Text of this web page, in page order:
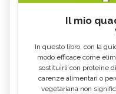
Il mio
In questo libro, con la
modo efficace come
sostituirli con proteine
carenze alimentari o
vegetariana non